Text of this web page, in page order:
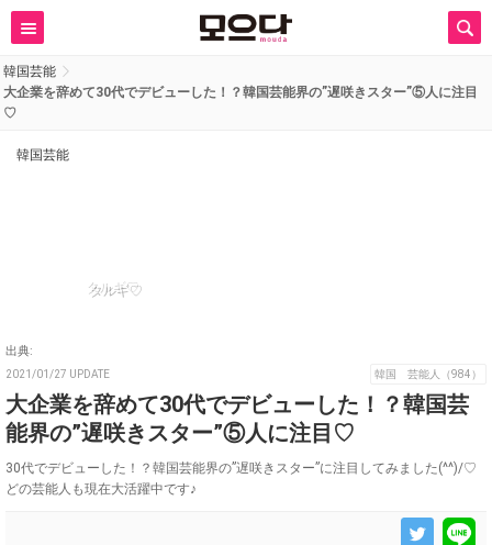
韓国芸能
大企業を辞めて30代でデビューした！？韓国芸能界の”遅咲きスター”⑤人に注目
♡
韓国芸能
タルギ♡
出典:
2021/01/27 UPDATE 韓国 芸能人（984）
大企業を辞めて30代でデビューした！？韓国芸
能界の”遅咲きスター”⑤人に注目♡
30代でデビューした！？韓国芸能界の”遅咲きスター”に注目してみました(^^)/♡
どの芸能人も現在大活躍中です♪